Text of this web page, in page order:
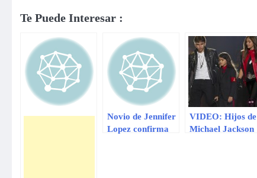
Te Puede Interesar :
Novio de Jennifer
Lopez confirma
VIDEO: Hijos de
Michael Jackson